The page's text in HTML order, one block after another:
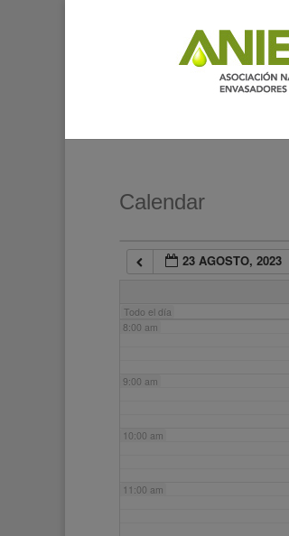
Calendar
23 AGOSTO, 2023
Todo el día
7:00 am
8:00 am
9:00 am
10:00 am
11:00 am